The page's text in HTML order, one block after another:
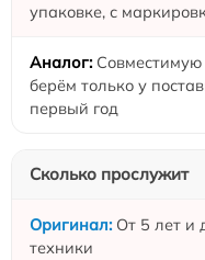
упаковке, с
берём только у
первый год
Сколько прослужит
От 5 лет и
техники